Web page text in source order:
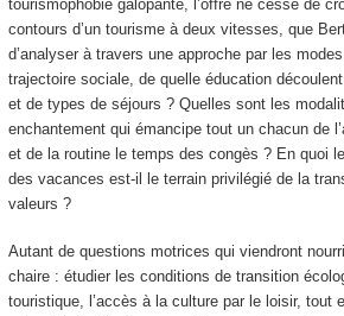
tourismophobie galopante, l’offre ne cesse de
contours d’un tourisme à deux vitesses, que
d’analyser à travers une approche par les
trajectoire sociale, de quelle éducation
et de types de séjours ? Quelles sont les
enchantement qui émancipe tout un chacun de
et de la routine le temps des congès ? En quoi
des vacances est-il le terrain privilégié de la
valeurs ?
Autant de questions motrices qui viendront
chaire : étudier les conditions de transition
touristique, l’accès à la culture par le loisir, tout